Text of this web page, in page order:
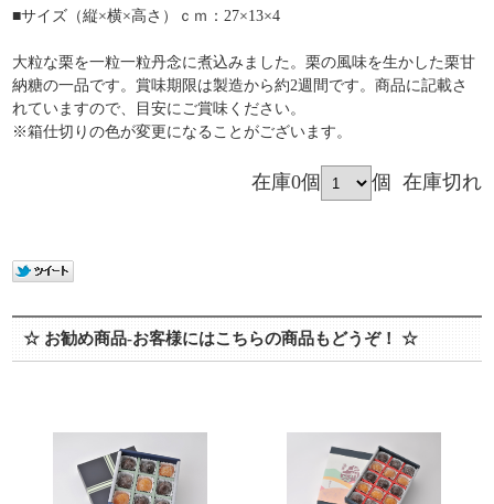
■サイズ（縦×横×高さ）ｃｍ：27×13×4
大粒な栗を一粒一粒丹念に煮込みました。栗の風味を生かした栗甘
納糖の一品です。賞味期限は製造から約2週間です。商品に記載さ
れていますので、目安にご賞味ください。
※箱仕切りの色が変更になることがございます。
在庫0個 個 在庫切れ
☆ お勧め商品-お客様にはこちらの商品もどうぞ！ ☆